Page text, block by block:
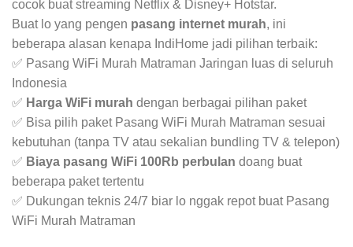
cocok buat streaming Netflix & Disney+ Hotstar.
Buat lo yang pengen pasang internet murah, ini
beberapa alasan kenapa IndiHome jadi pilihan terbaik:
✅ Pasang WiFi Murah Matraman Jaringan luas di seluruh
Indonesia
✅ Harga WiFi murah dengan berbagai pilihan paket
✅ Bisa pilih paket Pasang WiFi Murah Matraman sesuai
kebutuhan (tanpa TV atau sekalian bundling TV & telepon)
✅ Biaya pasang WiFi 100Rb perbulan doang buat
beberapa paket tertentu
✅ Dukungan teknis 24/7 biar lo nggak repot buat Pasang
WiFi Murah Matraman